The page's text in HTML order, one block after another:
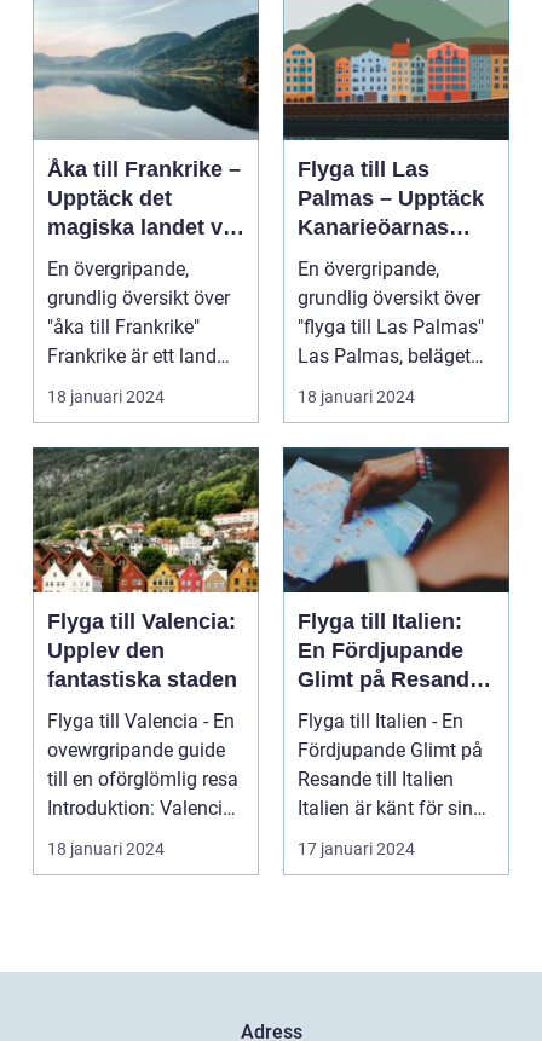
Åka till Frankrike –
Upptäck det
magiska landet vid
Eiffeltornet och
bortom
En övergripande,
grundlig översikt över
"åka till Frankrike"
Frankrike är ett land
som lockar besök...
18 januari 2024
Flyga till Las
Palmas – Upptäck
Kanarieöarnas
pärla
En övergripande,
grundlig översikt över
"flyga till Las Palmas"
Las Palmas, beläget
på ön Gran Cana...
18 januari 2024
Flyga till Valencia:
Upplev den
fantastiska staden
Flyga till Valencia - En
ovewrgripande guide
till en oförglömlig resa
Introduktion: Valencia,
beläg...
18 januari 2024
Flyga till Italien:
En Fördjupande
Glimt på Resande
till Italien
Flyga till Italien - En
Fördjupande Glimt på
Resande till Italien
Italien är känt för sina
fantasti...
17 januari 2024
Adress